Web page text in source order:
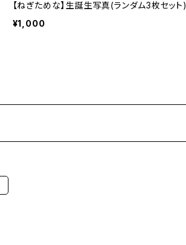
【ねぎためな】生誕生写真(ランダム3枚セット)
¥1,000